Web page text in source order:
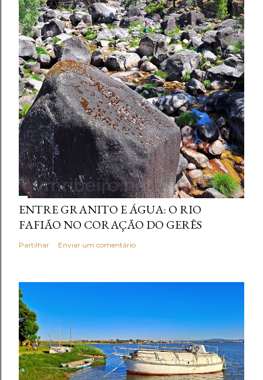
ENTRE GRANITO E ÁGUA: O RIO
FAFIÃO NO CORAÇÃO DO GERÊS
Partilhar Enviar um comentário